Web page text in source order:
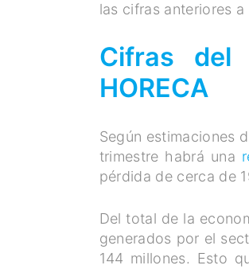
las cifras anteriores a
Cifras del
HORECA
Según estimaciones
trimestre habrá una
pérdida de cerca de
Del total de la
generados por el
144 millones. Esto